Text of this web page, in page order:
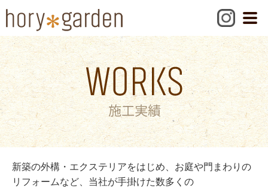
新築の外構・エクステリアをはじめ、お庭や門まわりの
リフォームなど、当社が手掛けた数多くの